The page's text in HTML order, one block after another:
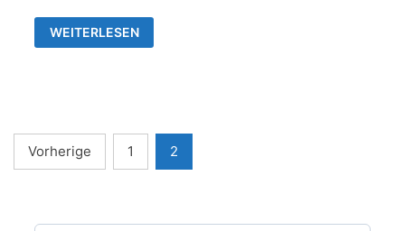
VIDEOGOTTESDIENSTE
AUS
WEITERLESEN
Seitennummerierung
der
Vorherige 1 2